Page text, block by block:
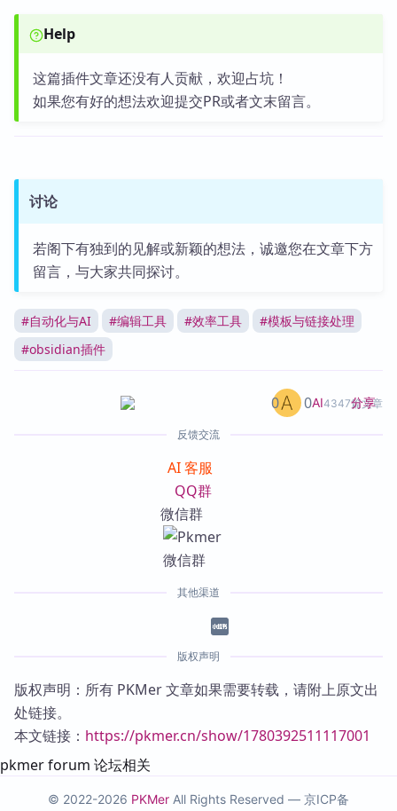
Help
这篇插件文章还没有人贡献，欢迎占坑！
如果您有好的想法欢迎提交PR或者文末留言。
讨论
若阁下有独到的见解或新颖的想法，诚邀您在文章下方
留言，与大家共同探讨。
#自动化与AI #编辑工具 #效率工具 #模板与链接处理
#obsidian插件
AI4347篇文章
0 0 分享
反馈交流
AI 客服
QQ群
微信群
其他渠道
版权声明
版权声明：所有 PKMer 文章如果需要转载，请附上原文出
处链接。
本文链接： https://pkmer.cn/show/1780392511117001
pkmer forum 论坛相关
© 2022-2026 PKMer All Rights Reserved — 京ICP备